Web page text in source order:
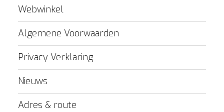
Webwinkel
Algemene Voorwaarden
Privacy Verklaring
Nieuws
Adres & route